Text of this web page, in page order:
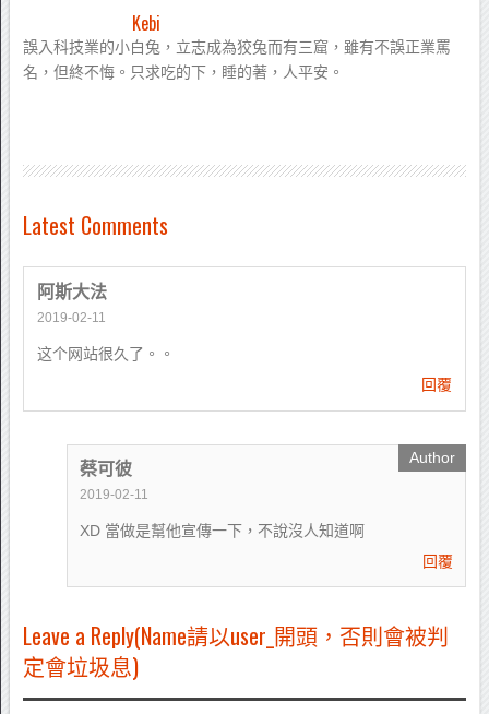
Kebi
誤入科技業的小白兔，立志成為狡兔而有三窟，雖有不誤正業罵
名，但終不悔。只求吃的下，睡的著，人平安。
Latest Comments
阿斯大法
2019-02-11
这个网站很久了。。
回覆
蔡可彼
2019-02-11
XD 當做是幫他宣傳一下，不說沒人知道啊
回覆
Leave a Reply(Name請以user_開頭，否則會被判
定會垃圾息)